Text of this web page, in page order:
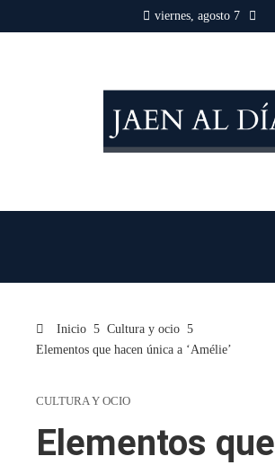
viernes, agosto 7
Inicio
Cultura y ocio
Elementos que hacen única a ‘Amélie’
CULTURA Y OCIO
Elementos que